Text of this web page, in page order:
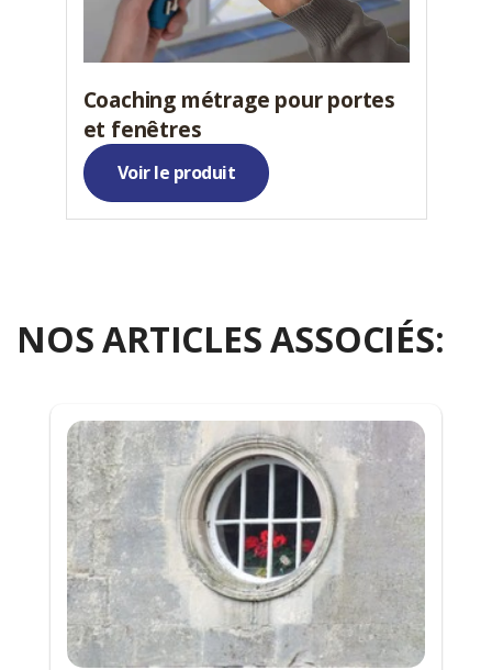
Coaching métrage pour portes
et fenêtres
Voir le produit
NOS ARTICLES ASSOCIÉS: